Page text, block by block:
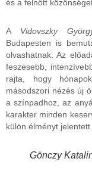
és a felnőtt
A Vidovszky
Budapesten is
olvashatnak. Az
feszesebb,
rajta, hogy
másodszori nézés új
a színpadhoz, az
karakter minden
külön élményt jelentett.
Gönczy